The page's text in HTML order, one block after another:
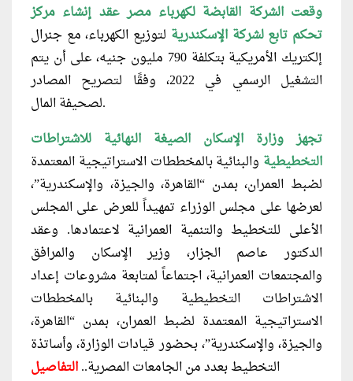
وقعت الشركة القابضة لكهرباء مصر عقد إنشاء مركز
تحكم تابع لشركة الإسكندرية لتوزيع الكهرباء، مع جنرال
إلكتريك الأمريكية بتكلفة 790 مليون جنيه، على أن يتم
التشغيل الرسمي في 2022، وفقًا لتصريح المصادر
لصحيفة المال.
تجهز وزارة الإسكان الصيغة النهائية للاشتراطات
التخطيطية والبنائية بالمخططات الاستراتيجية المعتمدة
لضبط العمران، بمدن “القاهرة، والجيزة، والإسكندرية”،
لعرضها على مجلس الوزراء تمهيداً للعرض على المجلس
الأعلى للتخطيط والتنمية العمرانية لاعتمادها. وعقد
الدكتور عاصم الجزار، وزير الإسكان والمرافق
والمجتمعات العمرانية، اجتماعاً لمتابعة مشروعات إعداد
الاشتراطات التخطيطية والبنائية بالمخططات
الاستراتيجية المعتمدة لضبط العمران، بمدن “القاهرة،
والجيزة، والإسكندرية”، بحضور قيادات الوزارة، وأساتذة
التخطيط بعدد من الجامعات المصرية..التفاصيل